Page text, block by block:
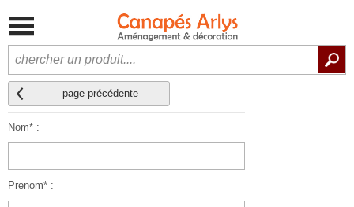
page précédente
Nom* :
Prenom* :